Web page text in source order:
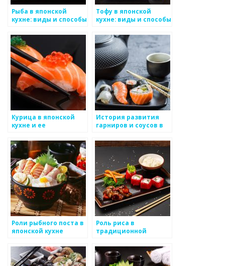
Рыба в японской
кухне: виды и способы
Тофу в японской
кухне: виды и способы
Курица в японской
кухне и ее
рецепты
История развития
гарниров и соусов в
Роли рыбного поста в
японской кухне
Роль риса в
традиционной